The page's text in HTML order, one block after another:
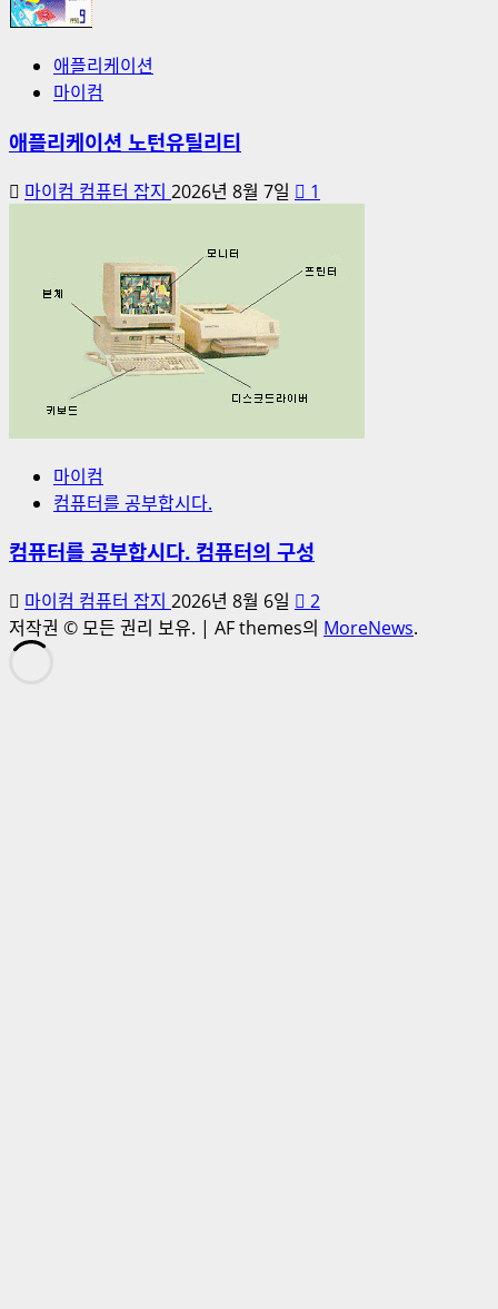
애플리케이션
마이컴
애플리케이션 노턴유틸리티
마이컴 컴퓨터 잡지 2026년 8월 7일 1
마이컴
컴퓨터를 공부합시다.
컴퓨터를 공부합시다. 컴퓨터의 구성
마이컴 컴퓨터 잡지 2026년 8월 6일
2
저작권 © 모든 권리 보유. | AF themes의 MoreNews.